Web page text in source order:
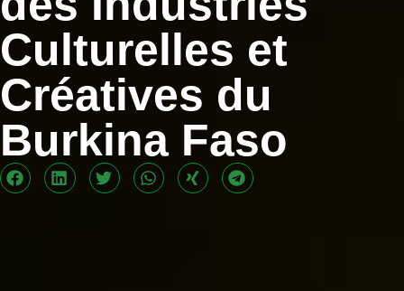
Culturelles et
Créatives du
Burkina Faso